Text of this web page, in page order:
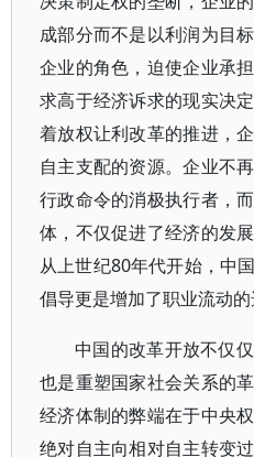
成部分而不是以利润为目
企业的角色，迫使企业承
求高于经济诉求的现实决
着放权让利改革的推进，
自主支配的资源。企业不
行政命令的消极执行者，
体，不仅促进了经济的发
从上世纪80年代开始，中
倡导更是增加了职业流动的
中国的改革开放不仅
也是重塑国家社会关系的
经济体制的弊端在于中央
绝对自主向相对自主转变